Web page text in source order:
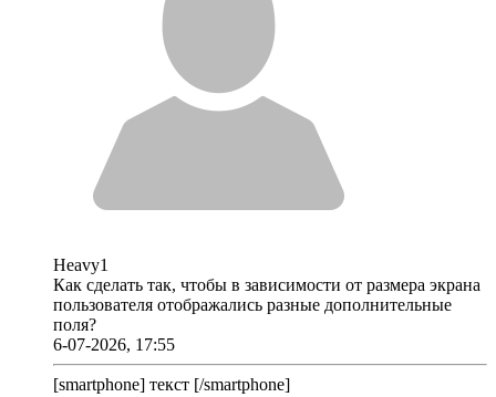
Heavy1
Как сделать так, чтобы в зависимости от размера экрана
пользователя отображались разные дополнительные
поля?
6-07-2026, 17:55
[smartphone] текст [/smartphone]